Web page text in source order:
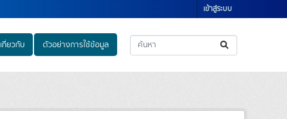
เข้าสู่ระบบ
เกี่ยวกับ ตัวอย่างการใช้ข้อมูล